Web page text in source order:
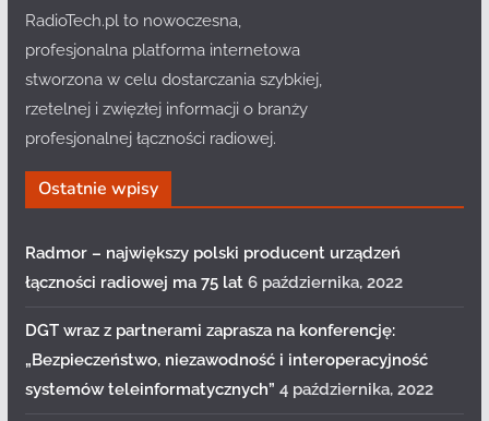
RadioTech.pl to nowoczesna,
profesjonalna platforma internetowa
stworzona w celu dostarczania szybkiej,
rzetelnej i zwięzłej informacji o branży
profesjonalnej łączności radiowej.
Ostatnie wpisy
Radmor – największy polski producent urządzeń
łączności radiowej ma 75 lat 6 października, 2022
DGT wraz z partnerami zaprasza na konferencję:
„Bezpieczeństwo, niezawodność i interoperacyjność
systemów teleinformatycznych” 4 października, 2022